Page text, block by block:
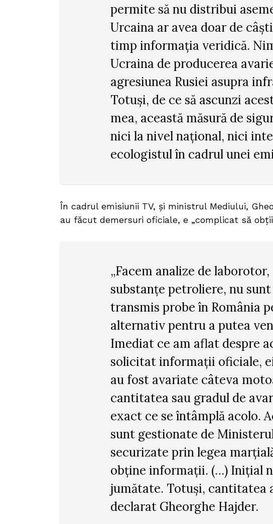
permite să nu distribui
Urcaina ar avea doar de
timp informația veridică.
Ucraina de producerea
agresiunea Rusiei asupra
Totuși, de ce să ascunzi
mea, această măsură de
nici la nivel național, nici
ecologistul în cadrul unei
În cadrul emisiunii TV, și ministrul Mediului,
au făcut demersuri oficiale, e „complicat să
„Facem analize de
substanțe petroliere, nu
transmis probe în România
alternativ pentru a putea
Imediat ce am aflat despre
solicitat informații oficiale,
au fost avariate câteva
cantitatea sau gradul de
exact ce se întâmplă acolo.
sunt gestionate de
securizate prin legea
obține informații. (…) Inițial
jumătate. Totuși, cantitatea
declarat Gheorghe Hajder.